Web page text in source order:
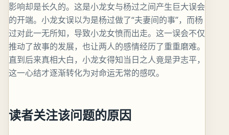
影响却是长久的。这是小龙女与杨过之间产生巨大误会
的开端。小龙女误以为是杨过做了“夫妻间的事”，而杨
过对此一无所知，导致小龙女愤而出走。这一误会不仅
推动了故事的发展，也让两人的感情经历了重重磨难。
直到后来真相大白，小龙女得知当日之人竟是尹志平，
这一心结才逐渐转化为对命运无常的感叹。
读者关注该问题的原因